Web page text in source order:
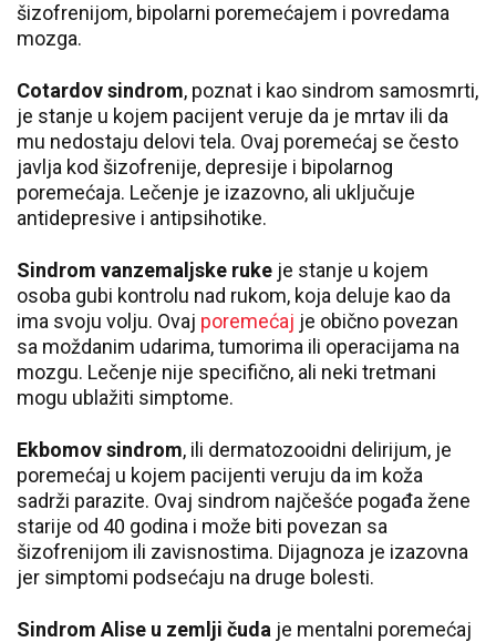
šizofrenijom, bipolarni poremećajem i povredama
mozga.
Cotardov sindrom, poznat i kao sindrom samosmrti,
je stanje u kojem pacijent veruje da je mrtav ili da
mu nedostaju delovi tela. Ovaj poremećaj se često
javlja kod šizofrenije, depresije i bipolarnog
poremećaja. Lečenje je izazovno, ali uključuje
antidepresive i antipsihotike.
Sindrom vanzemaljske ruke je stanje u kojem
osoba gubi kontrolu nad rukom, koja deluje kao da
ima svoju volju. Ovaj poremećaj je obično povezan
sa moždanim udarima, tumorima ili operacijama na
mozgu. Lečenje nije specifično, ali neki tretmani
mogu ublažiti simptome.
Ekbomov sindrom, ili dermatozooidni delirijum, je
poremećaj u kojem pacijenti veruju da im koža
sadrži parazite. Ovaj sindrom najčešće pogađa žene
starije od 40 godina i može biti povezan sa
šizofrenijom ili zavisnostima. Dijagnoza je izazovna
jer simptomi podsećaju na druge bolesti.
Sindrom Alise u zemlji čuda je mentalni poremećaj